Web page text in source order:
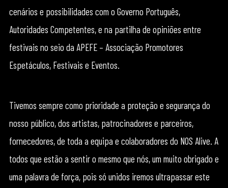
cenários e possibilidades com o Governo Português,
Autoridades Competentes, e na partilha de opiniões entre
festivais no seio da APEFE – Associação Promotores
Espetáculos, Festivais e Eventos.
Tivemos sempre como prioridade a proteção e segurança do
nosso público, dos artistas, patrocinadores e parceiros,
fornecedores, de toda a equipa e colaboradores do NOS Alive. A
todos que estão a sentir o mesmo que nós, um muito obrigado e
uma palavra de força, pois só unidos iremos ultrapassar este